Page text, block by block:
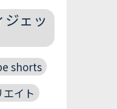
ェッ
shorts
エイト